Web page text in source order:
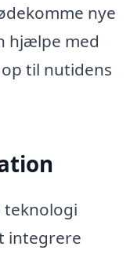
nye
hjælpe med
til nutidens
teknologi
integrere